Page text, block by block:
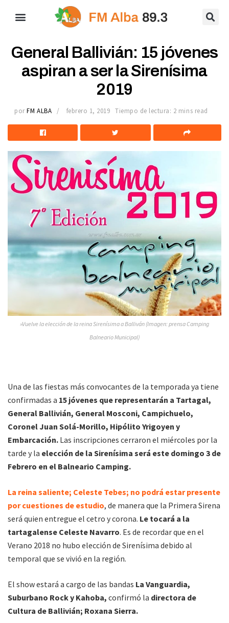
General Ballivián: 15 jóvenes
aspiran a ser la Sirenísima
2019
por FM ALBA febrero 1, 2019 Tiempo de lectura: 2 mins read
»Vuelve la elección de la reina Sirenísima a Balliván (Imagen: prensa Camping
Balneario Municipal)
Una de las fiestas más convocantes de la temporada ya tiene
confirmadas a 15 jóvenes que representarán a Tartagal,
General Ballivián, General Mosconi, Campichuelo,
Coronel Juan Solá-Morillo, Hipólito Yrigoyen y
Embarcación. Las inscripciones cerraron el miércoles por la
tarde y la elección de la Sirenísima será este domingo 3 de
Febrero en el Balneario Camping.
La reina saliente; Celeste Tebes; no podrá estar presente
por cuestiones de estudio, de manera que la Primera Sirena
será quien entregue el cetro y corona. Le tocará a la
tartagalense Celeste Navarro. Es de recordar que en el
Verano 2018 no hubo elección de Sirenísima debido al
temporal que se vivió en la región.
El show estará a cargo de las bandas La Vanguardia,
Suburbano Rock y Kahoba, confirmó la directora de
Cultura de Ballivián; Roxana Sierra.